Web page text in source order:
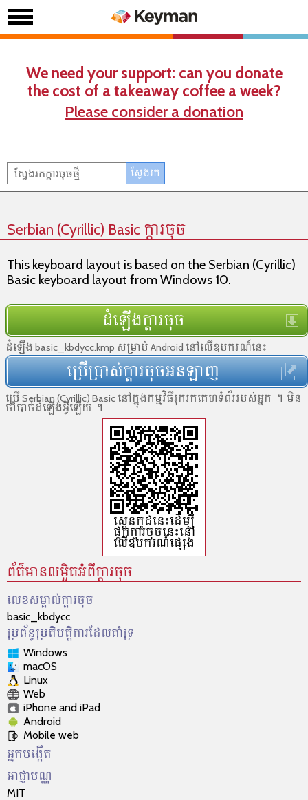
We need your support: can you donate
the cost of a takeaway coffee a week?
Please consider a donation
Serbian (Cyrillic) Basic ក្តារចុច
This keyboard layout is based on the Serbian (Cyrillic)
Basic keyboard layout from Windows 10.
ដំឡើងក្ដារចុច
ដំឡើង basic_kbdycc.kmp សម្រាប់ Android នៅលើឧបករណ៍នេះ
ប្រើប្រាស់ក្ដារចុចអនឡាញ
ប្រើ Serbian (Cyrillic) Basic នៅ​ក្នុង​កម្មវិធី​រុករកគេហទំព័រ​របស់​អ្នក ។ មិន​
ចាំបាច់​ដំឡើង​អ្វី​ឡើយ ។
ស្កេនកូដ​នេះដើម្បី​
ផ្ទុក​ក្ដារចុចនេះ​នៅ​
លើ​ឧបករណ៍​ផ្សេង
ព័ត៌មានលម្អិតអំពីក្តារចុច
លេខសម្គាល់​ក្ដារចុច
basic_kbdycc
ប្រព័ន្ធប្រតិបត្តិការដែលគាំទ្រ
Windows
macOS
Linux
Web
iPhone and iPad
Android
Mobile web
អ្នកបង្កើត
អាជ្ញា​បណ្ណ​
MIT